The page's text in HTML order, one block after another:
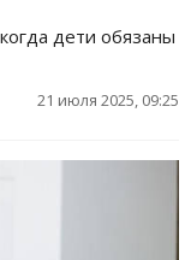
дети обязаны
21 июля 2025, 09:25